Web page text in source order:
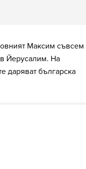
Максим съвсем
Йерусалим. На
даряват българска